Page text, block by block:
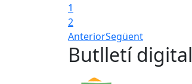
1
2
AnteriorSegüent
Butlletí digital